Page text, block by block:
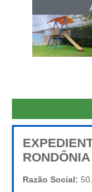
RONDÔNIA
Razão Social: